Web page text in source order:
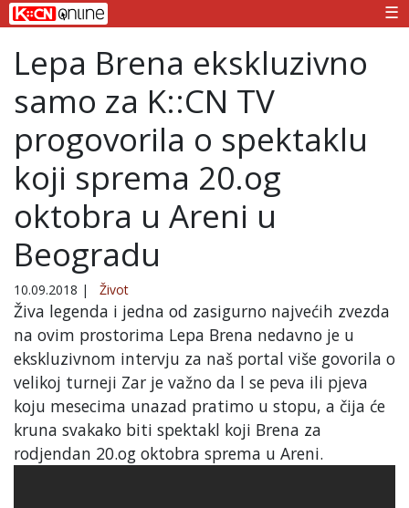
☰
Lepa Brena ekskluzivno
samo za K::CN TV
progovorila o spektaklu
koji sprema 20.og
oktobra u Areni u
Beogradu
10.09.2018 | Život
Živa legenda i jedna od zasigurno najvećih zvezda
na ovim prostorima Lepa Brena nedavno je u
ekskluzivnom intervju za naš portal više govorila o
velikoj turneji Zar je važno da l se peva ili pjeva
koju mesecima unazad pratimo u stopu, a čija će
kruna svakako biti spektakl koji Brena za
rodjendan 20.og oktobra sprema u Areni.